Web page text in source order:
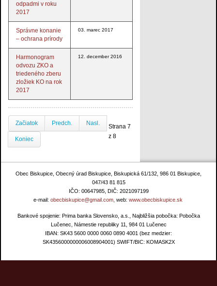
odpadmi v roku
2017
Správne konanie
– ochrana prírody
03. marec 2017
Harmonogram
odvozu ZKO a
triedeného zberu
zložiek KO na rok
2017
12. december 2016
Strana 7
z 8
Začiatok Predch. Nasl.
Koniec
Obec Biskupice, Obecný úrad Biskupice, Biskupická 61/132, 986 01 Biskupice,
047/43 81 815
IČO: 00647985, DIČ: 2021097199
e-mail: obecbiskupice@gmail.com, web: www.obecbiskupice.sk
Bankové spojenie: Prima banka Slovensko, a.s., Najbližšia pobočka: Pobočka
Lučenec, Námestie republiky 11, 984 01 Lučenec
IBAN: SK43 5600 0000 0060 0890 4001 (bez medzier:
SK4356000000006008904001) SWIFT/BIC: KOMASK2X